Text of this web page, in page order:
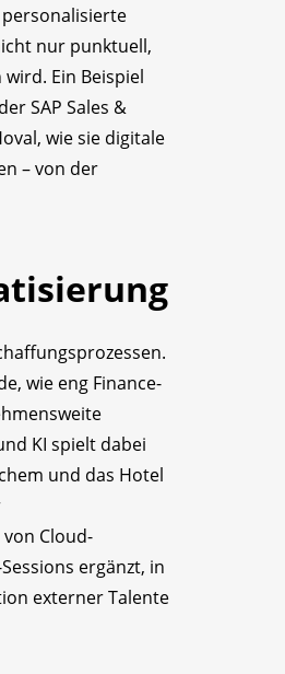
nur punktuell,
Ein Beispiel
SAP Sales &
wie sie digitale
– von der
wie eng Finance-
KI spielt dabei
und das Hotel
Cloud-
ergänzt, in
externer Talente